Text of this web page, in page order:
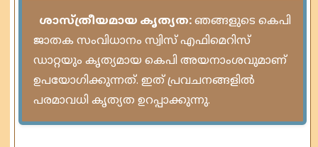
ശാസ്ത്രീയമായ കൃത്യത:ഞങ്ങളുടെ കെപി
ജാതക സംവിധാനം സ്വിസ് എഫിമെറിസ്
ഡാറ്റയും കൃത്യമായ കെപി അയനാംശവുമാണ്
ഉപയോഗിക്കുന്നത്. ഇത് പ്രവചനങ്ങളിൽ
പരമാവധി കൃത്യത ഉറപ്പാക്കുന്നു.